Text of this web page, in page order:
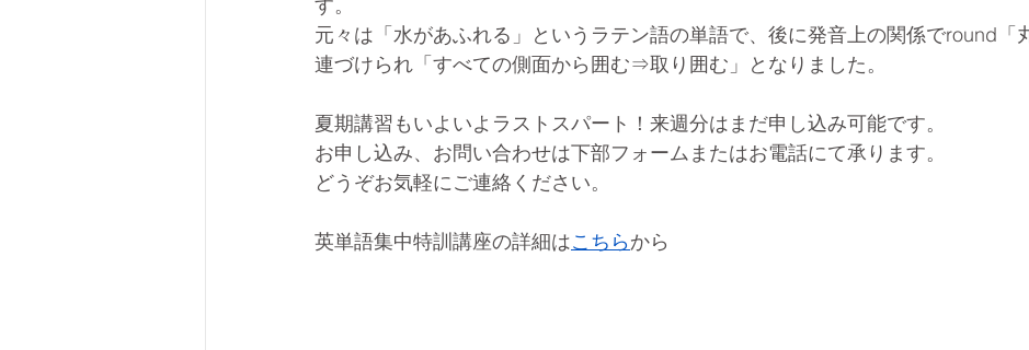
元々は「水があふれる」というラテン語の単語で、後に発音上の関係でround「
連づけられ「すべての側面から囲む⇒取り囲む」となりました。
夏期講習もいよいよラストスパート！来週分はまだ申し込み可能です。
お申し込み、お問い合わせは下部フォームまたはお電話にて承ります。
どうぞお気軽にご連絡ください。
英単語集中特訓講座の詳細はこちらから